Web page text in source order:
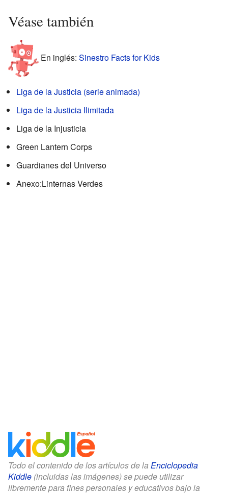
Véase también
En inglés: Sinestro Facts for Kids
Liga de la Justicia (serie animada)
Liga de la Justicia Ilimitada
Liga de la Injusticia
Green Lantern Corps
Guardianes del Universo
Anexo:Linternas Verdes
Todo el contenido de los artículos de la Enciclopedia
Kiddle (incluidas las imágenes) se puede utilizar
libremente para fines personales y educativos bajo la